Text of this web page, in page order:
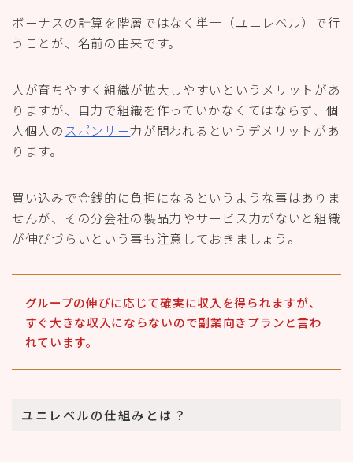
ボーナスの計算を階層ではなく単一（ユニレベル）で行
うことが、名前の由来です。
人が育ちやすく組織が拡大しやすいというメリットがあ
りますが、自力で組織を作っていかなくてはならず、個
人個人の スポンサー力が問われるというデメリットがあ
ります。
買い込みで金銭的に負担になるというような事はありま
せんが、その分会社の製品力やサービス力がないと組織
が伸びづらいという事も注意しておきましょう。
グループの伸びに応じて確実に収入を得られますが、
すぐ大きな収入にならないので副業向きプランと言わ
れています。
ユニレベルの仕組みとは？